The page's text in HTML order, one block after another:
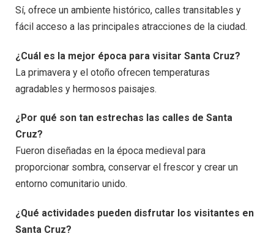
Sí, ofrece un ambiente histórico, calles transitables y
fácil acceso a las principales atracciones de la ciudad.
¿Cuál es la mejor época para visitar Santa Cruz?
La primavera y el otoño ofrecen temperaturas
agradables y hermosos paisajes.
¿Por qué son tan estrechas las calles de Santa
Cruz?
Fueron diseñadas en la época medieval para
proporcionar sombra, conservar el frescor y crear un
entorno comunitario unido.
¿Qué actividades pueden disfrutar los visitantes en
Santa Cruz?